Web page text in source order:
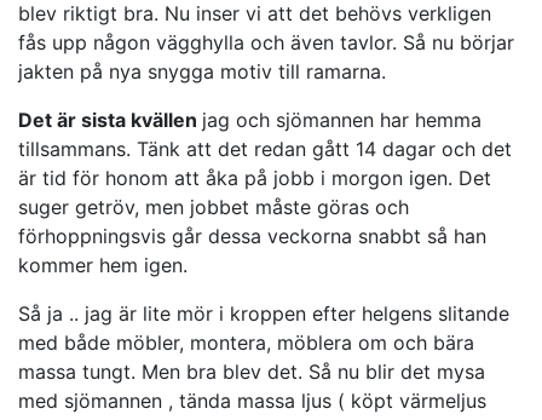
blev riktigt bra. Nu inser vi att det behövs verkligen
fås upp någon vägghylla och även tavlor. Så nu börjar
jakten på nya snygga motiv till ramarna.
Det är sista kvällen jag och sjömannen har hemma
tillsammans. Tänk att det redan gått 14 dagar och det
är tid för honom att åka på jobb i morgon igen. Det
suger getröv, men jobbet måste göras och
förhoppningsvis går dessa veckorna snabbt så han
kommer hem igen.
Så ja .. jag är lite mör i kroppen efter helgens slitande
med både möbler, montera, möblera om och bära
massa tungt. Men bra blev det. Så nu blir det mysa
med sjömannen , tända massa ljus ( köpt värmeljus